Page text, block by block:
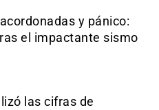
y pánico:
el impactante sismo
las cifras de